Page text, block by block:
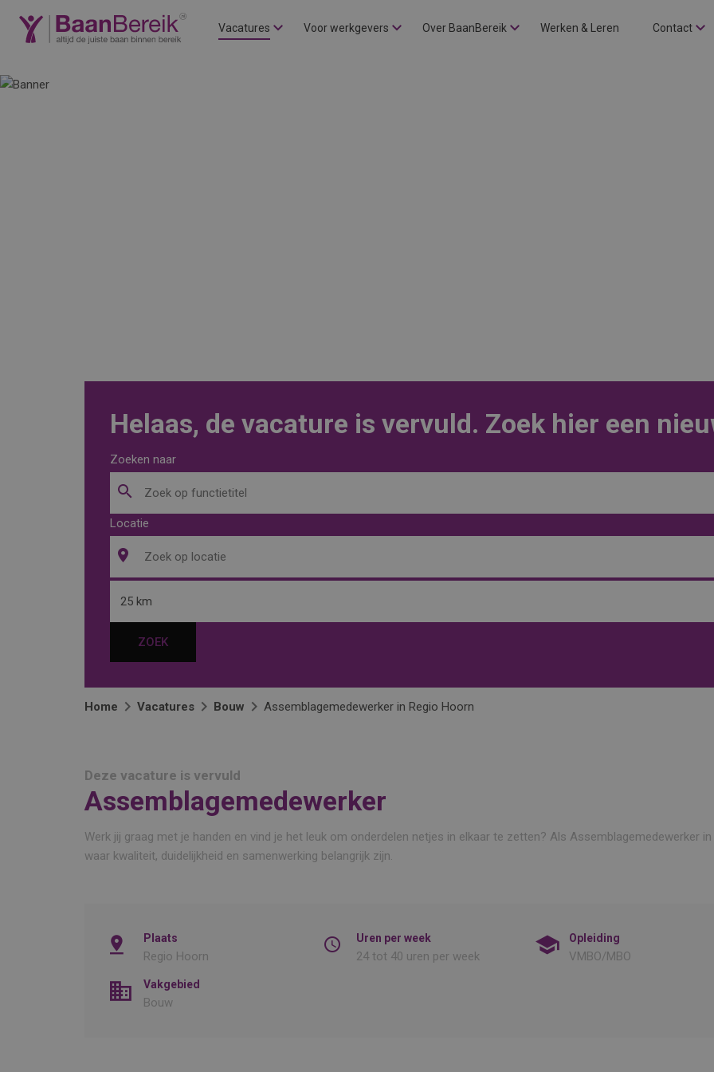
Vacatures Voor werkgevers Over BaanBereik Werken & Leren Contact
Helaas, de vacature is vervuld. Zoek hier een
Zoeken naar
Locatie
25 km
ZOEK
Home Vacatures Bouw Assemblagemedewerker in Regio Hoorn
Deze vacature is vervuld
Assemblagemedewerker
Werk jij graag met je handen en vind je het leuk om onderdelen netjes in elkaar te zetten? Als Assemblagemedewerker
waar kwaliteit, duidelijkheid en samenwerking belangrijk zijn.
Plaats
Regio Hoorn
Uren per week
24 tot 40 uren per week
Opleiding
VMBO/MBO
Vakgebied
Bouw